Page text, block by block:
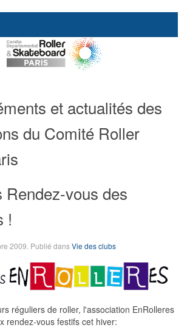
et actualités des
du Comité Roller
Rendez-vous des
!
2009 . Publié dansVie des clubs
réguliers de roller, l'association EnRolleres
rendez-vous festifs cet hiver: